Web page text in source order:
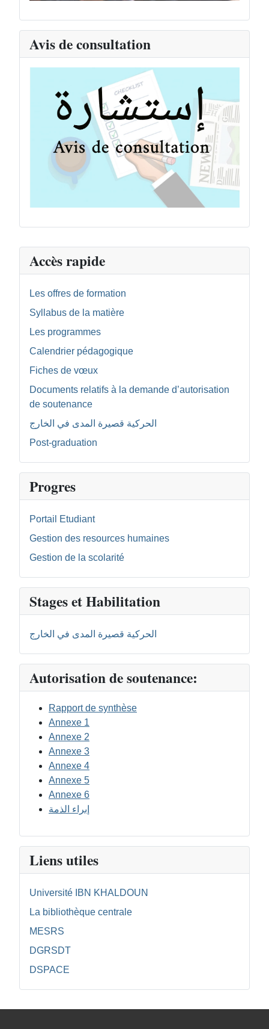
Accès rapide
Les offres de formation
Syllabus de la matière
Les programmes
Calendrier pédagogique
Fiches de vœux
Documents relatifs à la demande d’autorisation
de soutenance
الحركية قصيرة المدى في الخارج
Post-graduation
Progres
Portail Etudiant
Gestion des resources humaines
Gestion de la scolarité
Stages et Habilitation
الحركية قصيرة المدى في الخارج
Autorisation de soutenance:
Rapport de synthèse
Annexe 1
Annexe 2
Annexe 3
Annexe 4
Annexe 5
Annexe 6
إبراء الذمة
Liens utiles
Université IBN KHALDOUN
La bibliothèque centrale
MESRS
DGRSDT
DSPACE
Avis de consultation